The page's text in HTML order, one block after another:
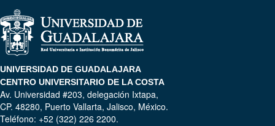
UNIVERSIDAD DE GUADALAJARA
CENTRO UNIVERSITARIO DE LA COSTA
Av. Universidad #203, delegación Ixtapa,
CP. 48280, Puerto Vallarta, Jalisco, México.
Teléfono: +52 (322) 226 2200.